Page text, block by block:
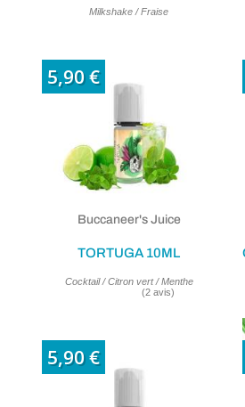
Milkshake / Fraise
5,90 €
Buccaneer's Juice
TORTUGA 10ML
Cocktail / Citron vert / Menthe
5,90 €